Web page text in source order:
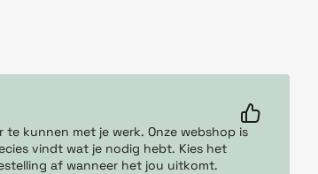
te kunnen met je werk. Onze webshop is
vindt wat je nodig hebt. Kies het
af wanneer het jou uitkomt.
korting pakken?
je in voor onze nieuwsbrief en mis geen
deal voor alles wat je print, plakt of
adresseert.